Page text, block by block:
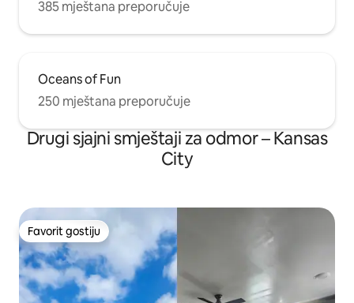
385 mještana preporučuje
Oceans of Fun
250 mještana preporučuje
Drugi sjajni smještaji za odmor – Kansas
City
Favorit gostiju
Favorit gostiju